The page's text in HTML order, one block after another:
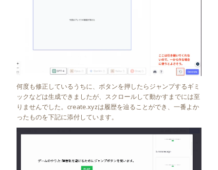
何度も修正しているうちに、ボタンを押したらジャンプするギミ
ックなどは生成できましたが、スクロールして動かすまでには至
りませんでした。create.xyzは履歴を辿ることができ、一番よか
ったものを下記に添付しています。